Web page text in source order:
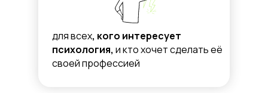
для всех, кого интересует
психология, и кто хочет сделать её
своей профессией